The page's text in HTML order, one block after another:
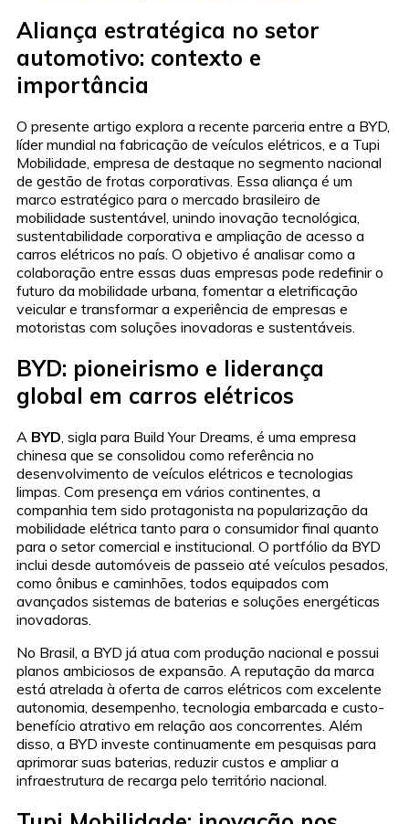
Aliança estratégica no setor
automotivo: contexto e
importância
O presente artigo explora a recente parceria entre a BYD,
líder mundial na fabricação de veículos elétricos, e a Tupi
Mobilidade, empresa de destaque no segmento nacional
de gestão de frotas corporativas. Essa aliança é um
marco estratégico para o mercado brasileiro de
mobilidade sustentável, unindo inovação tecnológica,
sustentabilidade corporativa e ampliação de acesso a
carros elétricos no país. O objetivo é analisar como a
colaboração entre essas duas empresas pode redefinir o
futuro da mobilidade urbana, fomentar a eletrificação
veicular e transformar a experiência de empresas e
motoristas com soluções inovadoras e sustentáveis.
BYD: pioneirismo e liderança
global em carros elétricos
A BYD, sigla para Build Your Dreams, é uma empresa
chinesa que se consolidou como referência no
desenvolvimento de veículos elétricos e tecnologias
limpas. Com presença em vários continentes, a
companhia tem sido protagonista na popularização da
mobilidade elétrica tanto para o consumidor final quanto
para o setor comercial e institucional. O portfólio da BYD
inclui desde automóveis de passeio até veículos pesados,
como ônibus e caminhões, todos equipados com
avançados sistemas de baterias e soluções energéticas
inovadoras.
No Brasil, a BYD já atua com produção nacional e possui
planos ambiciosos de expansão. A reputação da marca
está atrelada à oferta de carros elétricos com excelente
autonomia, desempenho, tecnologia embarcada e custo-
benefício atrativo em relação aos concorrentes. Além
disso, a BYD investe continuamente em pesquisas para
aprimorar suas baterias, reduzir custos e ampliar a
infraestrutura de recarga pelo território nacional.